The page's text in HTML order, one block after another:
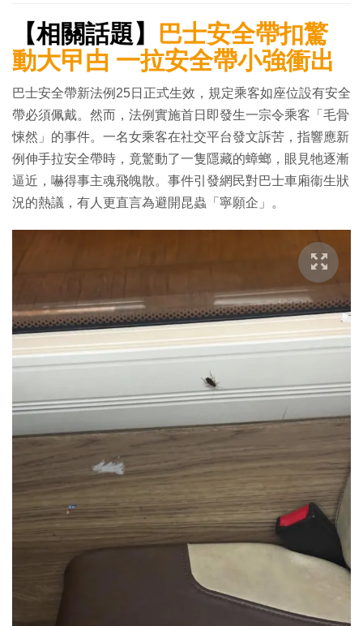
【相關話題】
巴士安全帶扣驚
動大曱甴 一拉安全帶小強衝出
巴士安全帶新法例25日正式生效，規定乘客如座位設有安全
帶必須佩戴。然而，法例實施首日即發生一宗令乘客「毛骨
悚然」的事件。一名女乘客在社交平台發文訴苦，指響應新
例伸手拉安全帶時，竟驚動了一隻隱藏的蟑螂，眼見牠逐漸
逼近，嚇得事主魂飛魄散。事件引發網民對巴士車廂衞生狀
況的熱議，有人更直言為避開昆蟲「寧願企」。